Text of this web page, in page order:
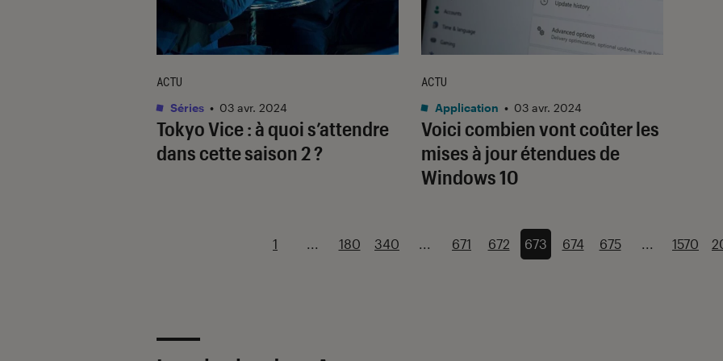
Tokyo Vice: à quoi s’attendre
dans cette saison 2 ?
ACTU
Séries • 03 avr. 2024
Voici combien vont coûter les
mises à jour étendues de
Windows 10
ACTU
Application • 03 avr. 2024
1 ... 180 340 ... 671 672 673 674 675 ... 1570